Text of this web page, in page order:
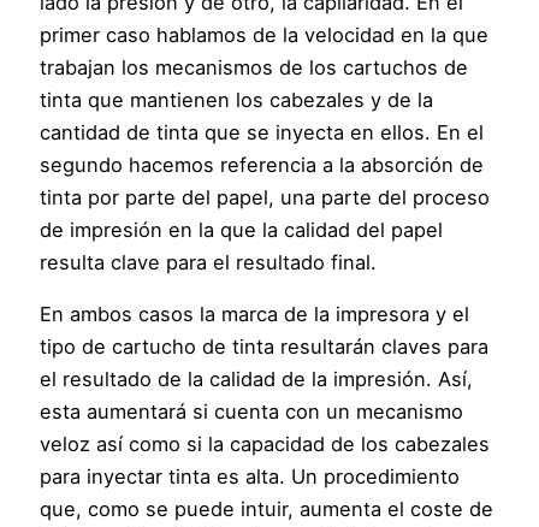
primer caso hablamos de la velocidad en la que
trabajan los mecanismos de los cartuchos de
tinta que mantienen los cabezales y de la
cantidad de tinta que se inyecta en ellos. En el
segundo hacemos referencia a la absorción de
tinta por parte del papel, una parte del proceso
de impresión en la que la calidad del papel
resulta clave para el resultado final.
En ambos casos la marca de la impresora y el
tipo de cartucho de tinta resultarán claves para
el resultado de la calidad de la impresión. Así,
esta aumentará si cuenta con un mecanismo
veloz así como si la capacidad de los cabezales
para inyectar tinta es alta. Un procedimiento
que, como se puede intuir, aumenta el coste de